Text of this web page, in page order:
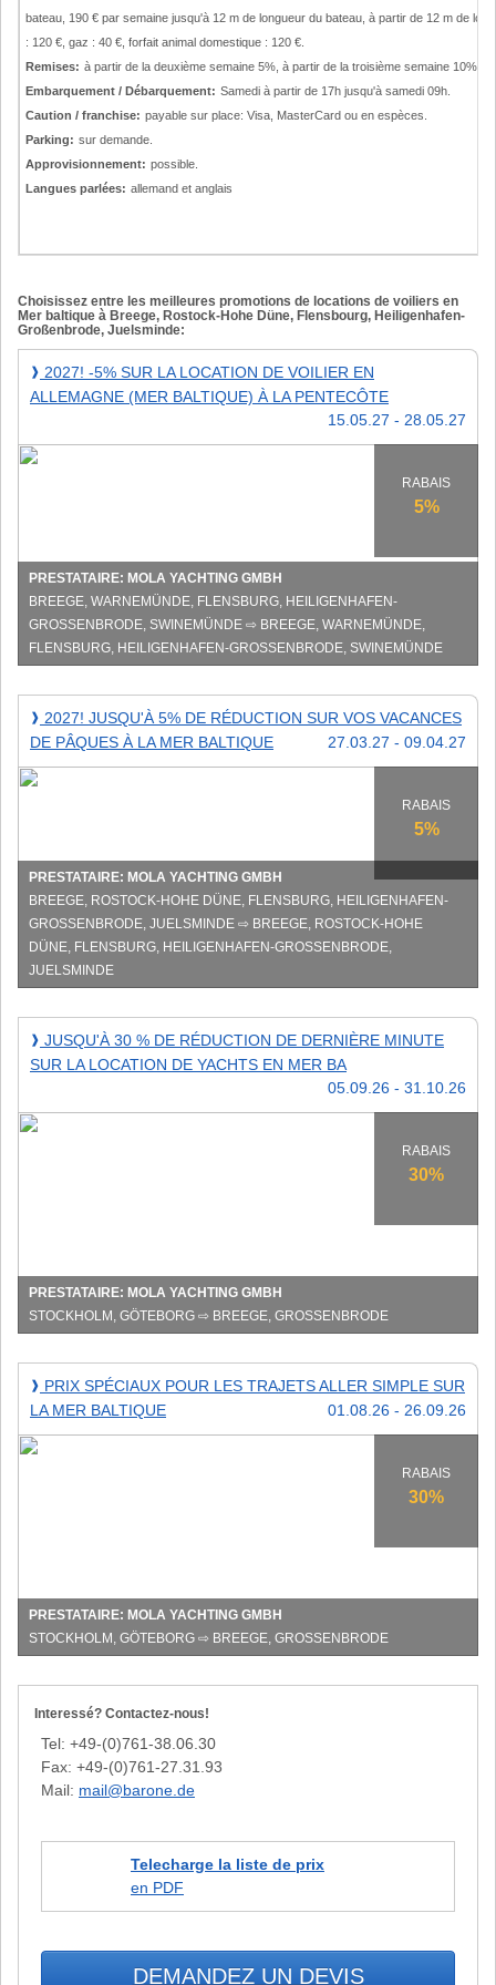
bateau, 190 € par semaine jusqu'à 12 m de longueur du bateau, à partir de 12 m de
: 120 €, gaz : 40 €, forfait animal domestique : 120 €.
Remises: à partir de la deuxième semaine 5%, à partir de la troisième semaine 10%,
Embarquement / Débarquement: Samedi à partir de 17h jusqu'à samedi 09h.
Caution / franchise: payable sur place: Visa, MasterCard ou en espèces.
Parking: sur demande.
Approvisionnement: possible.
Langues parlées: allemand et anglais
Choisissez entre les meilleures promotions de locations de voiliers en
Mer baltique à Breege, Rostock-Hohe Düne, Flensbourg, Heiligenhafen-
Großenbrode, Juelsminde:
2027!
-5%
sur
location
(Mer
Baltique)
la
❱ 2027! -5% SUR LA LOCATION DE VOILIER EN
ALLEMAGNE (MER BALTIQUE) À LA PENTECÔTE
15.05.27 - 28.05.27
RABAIS
5%
PRESTATAIRE: MOLA YACHTING GMBH
BREEGE, WARNEMÜNDE, FLENSBURG, HEILIGENHAFEN-
GROSSENBRODE, SWINEMÜNDE ⇨ BREEGE, WARNEMÜNDE, F
LENSBURG, HEILIGENHAFEN-GROSSENBRODE, SWINEMÜNDE
2027!
Jusqu'à
5%
de
vacances
de
Pâques
la
Baltique
❱ 2027! JUSQU'À 5% DE RÉDUCTION SUR VOS VACANCES
DE PÂQUES À LA MER BALTIQUE
27.03.27 - 09.04.27
RABAIS
5%
PRESTATAIRE: MOLA YACHTING GMBH
BREEGE, ROSTOCK-HOHE DÜNE, FLENSBURG, HEILIGENHAFEN-
GROSSENBRODE, JUELSMINDE ⇨ BREEGE, ROSTOCK-HOHE D
ÜNE, FLENSBURG, HEILIGENHAFEN-GROSSENBRODE, JU
ELSMINDE
Jusqu'à
30
%
réduction
location
de
yachts
mer
Ba
❱ JUSQU'À 30 % DE RÉDUCTION DE DERNIÈRE MINUTE
SUR LA LOCATION DE YACHTS EN MER BA
05.09.26 - 31.10.26
RABAIS
30%
PRESTATAIRE: MOLA YACHTING GMBH
STOCKHOLM, GÖTEBORG ⇨ BREEGE, GROSSENBRODE
Prix
spéciaux
pour
les
mer
Baltique
❱ PRIX SPÉCIAUX POUR LES TRAJETS ALLER SIMPLE SUR
LA MER BALTIQUE
01.08.26 - 26.09.26
RABAIS
30%
PRESTATAIRE: MOLA YACHTING GMBH
STOCKHOLM, GÖTEBORG ⇨ BREEGE, GROSSENBRODE
Interessé? Contactez-nous!
Tel: +49-(0)761-38.06.30
Fax: +49-(0)761-27.31.93
Mail: mail@barone.de
Telecharge la liste de prix
en PDF
DEMANDEZ UN DEVIS